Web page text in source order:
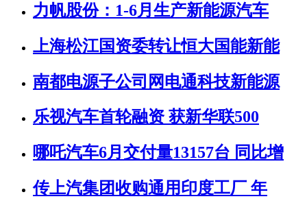
力帆股份：1-6月生产新能源汽车
上海松江国资委转让恒大国能新能
南都电源子公司网电通科技新能源
乐视汽车首轮融资 获新华联500
哪吒汽车6月交付量13157台 同比增
传上汽集团收购通用印度工厂 年